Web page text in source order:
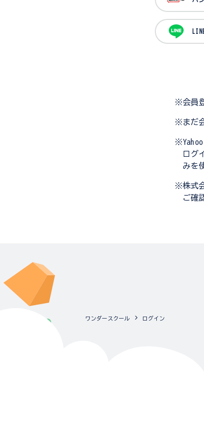
※会員
※まだ
ログ
みを
※株式
ご確
ワンダースクール ログイン